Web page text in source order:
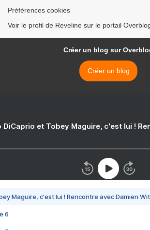
Préférences cookies
Voir le profil de Reveline sur le portail
Créer un blog sur
Créer un blog
DiCaprio et Tobey Maguire, c'est lui !
Maguire, c'est lui ! Rencontre avec Damien
6